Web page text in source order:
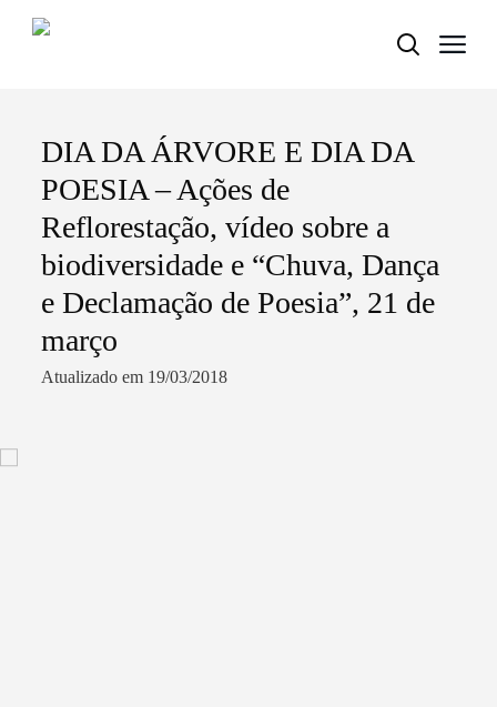
Termo de Pesquisa
Categorias gerais
DIA DA ÁRVORE E DIA DA
POESIA – Ações de
Reflorestação, vídeo sobre a
biodiversidade e “Chuva, Dança
e Declamação de Poesia”, 21 de
março
Atualizado em 19/03/2018